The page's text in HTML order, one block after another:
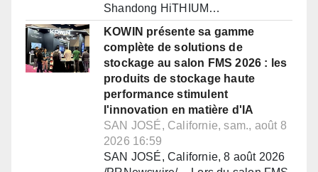
Shandong HiTHIUM…
KOWIN présente sa gamme
complète de solutions de
stockage au salon FMS 2026 : les
produits de stockage haute
performance stimulent
l'innovation en matière d'IA
SAN JOSÉ, Californie, sam., août 8
2026 16:59
SAN JOSÉ, Californie, 8 août 2026